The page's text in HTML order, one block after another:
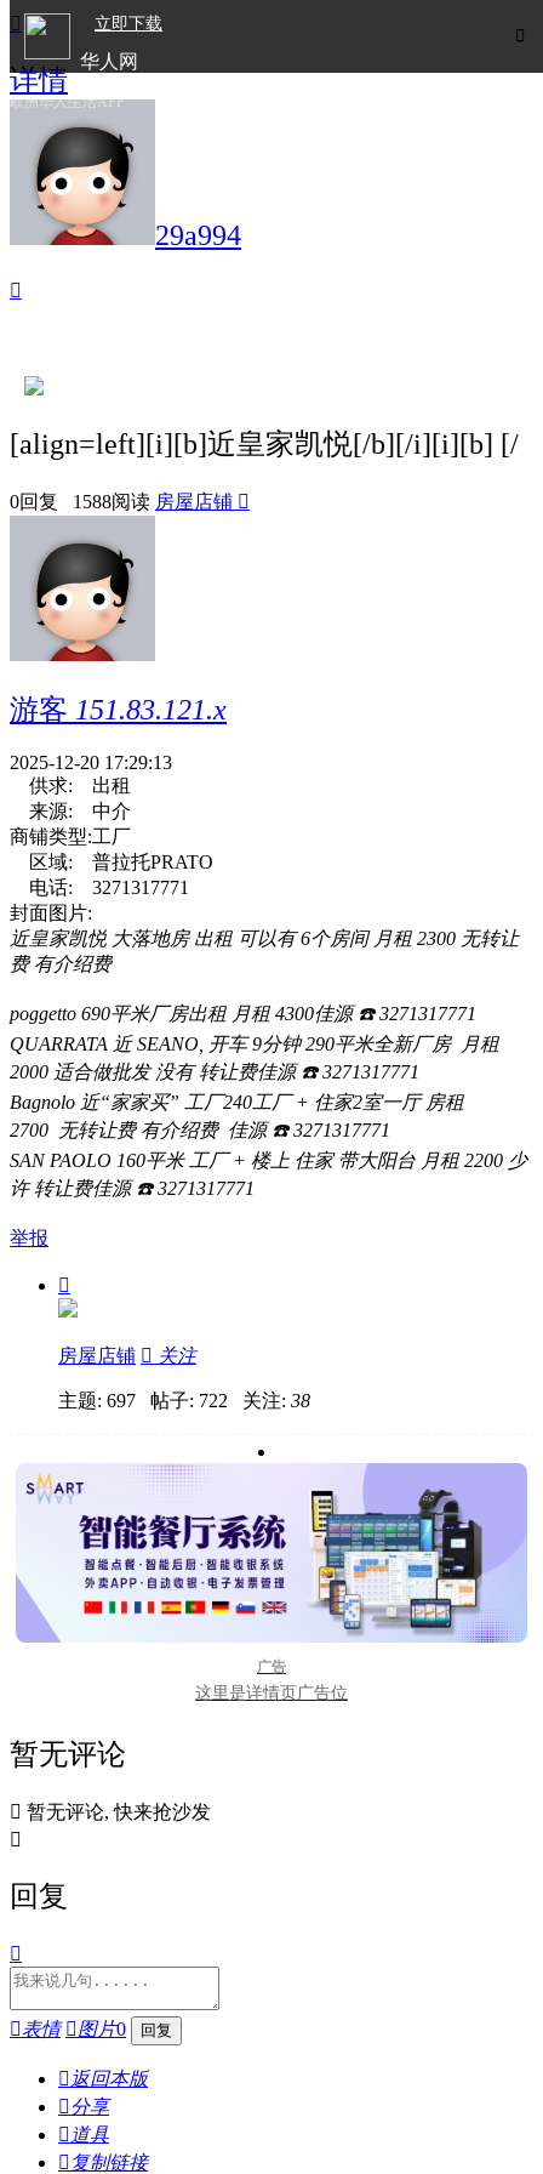

立即下载
华人网
欧洲华人生活APP

详情
29a994

[align=left][i][b]近皇家凯悦[/b][/i][i][b] [/
0回复 1588阅读 房屋店铺 
游客 151.83.121.x
2025-12-20 17:29:13
供求:
出租
来源:
中介
商铺类型:工厂
区域:
普拉托PRATO
电话:
3271317771
封面图片:
近皇家凯悦 大落地房 出租 可以有6个房间 月租 2300 无转让
费 有介绍费
poggetto 690平米厂房出租 月租 4300佳源 ☎3271317771
QUARRATA 近SEANO, 开车9分钟290平米全新厂房 月租
2000 适合做批发 没有 转让费佳源 ☎3271317771
Bagnolo 近“家家买” 工厂240工厂+ 住家2室一厅 房租
2700 无转让费 有介绍费 佳源 ☎3271317771
SAN PAOLO 160平米 工厂+ 楼上 住家 带大阳台 月租 2200 少
许 转让费佳源 ☎3271317771
举报

房屋店铺  关注
主题: 697 帖子: 722 关注: 38
广告
这里是详情页广告位
暂无评论
 暂无评论, 快来抢沙发

回复

表情 图片0
 返回本版
分享
 道具
 复制链接